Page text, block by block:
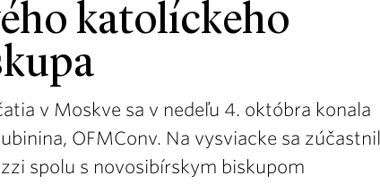
katolíckeho
v Moskve sa v nedeľu 4. októbra konala
OFMConv. Na vysviacke sa zúčastnil
spolu s novosibírskym biskupom